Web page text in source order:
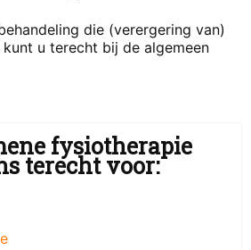
die (verergering van)
u terecht bij de algemeen
fysiotherapie
terecht voor: